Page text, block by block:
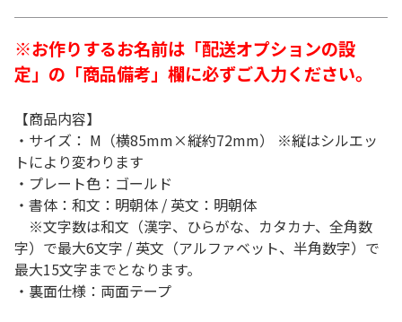
※お作りするお名前は「配送オプションの設
定」の「商品備考」欄に必ずご入力ください。
【商品内容】
・サイズ： M（横85mm×縦約72mm） ※縦はシルエッ
トにより変わります
・プレート色：ゴールド
・書体：和文：明朝体 / 英文：明朝体
※文字数は和文（漢字、ひらがな、カタカナ、全角数
字）で最大6文字 / 英文（アルファベット、半角数字）で
最大15文字までとなります。
・裏面仕様：両面テープ